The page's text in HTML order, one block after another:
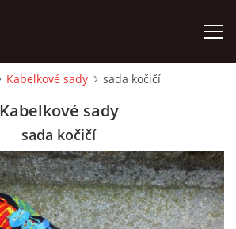
Kabelkové sady sada kočičí
Kabelkové sady
sada kočičí